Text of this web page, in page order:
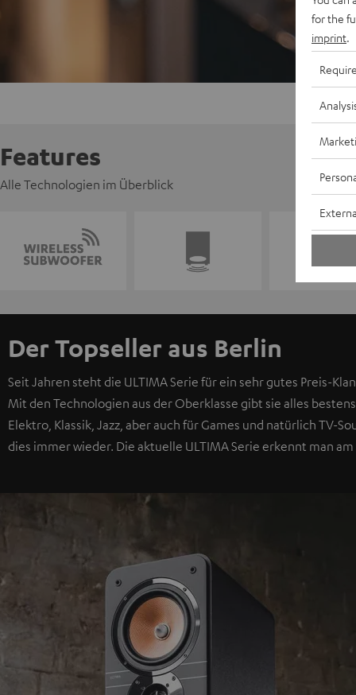
Features
Alle Technologien im Überblick
Der Topseller aus Berlin
Seit Jahren steht die ULTIMA Serie für ein sehr gutes Preis-
Mit den Technologien aus der Oberklasse gibt sie alles
Elektro, Klassik, Jazz, aber auch für Games und natürlich TV-
dies immer wieder. Die aktuelle ULTIMA Serie erkennt man
for the
imprint